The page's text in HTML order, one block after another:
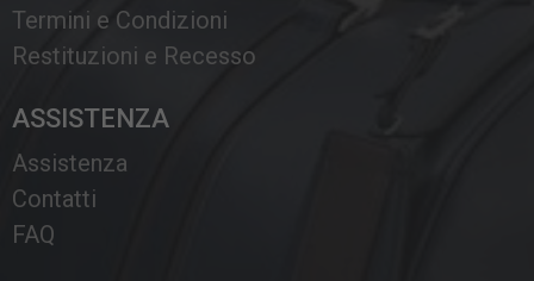
Termini e Condizioni
Restituzioni e Recesso
ASSISTENZA
Assistenza
Contatti
FAQ